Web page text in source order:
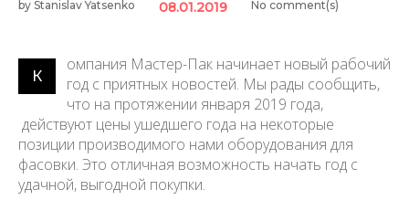
by Stanislav Yatsenko 08.01.2019 No comment(s)
К
омпания Мастер-Пак начинает новый рабочий
год с приятных новостей. Мы рады сообщить,
что на протяжении января 2019 года,
действуют цены ушедшего года на некоторые
позиции производимого нами оборудования для
фасовки. Это отличная возможность начать год с
удачной, выгодной покупки.